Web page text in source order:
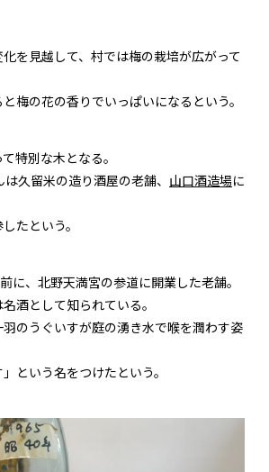
を見越して、村では梅の栽培が広がって
梅の花の香りでいっぱいになるという。
特別な木となる。
久留米の造り酒屋の老舗、 山口酒造場に
たという。
に、北野天満宮の参道に開業した老舗。
酒として知られている。
のうぐいすが庭の湧き水で喉を潤わす姿
という名をつけたという。